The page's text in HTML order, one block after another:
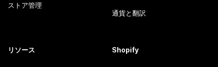
ストア管理
通貨と翻訳
リソース Shopify